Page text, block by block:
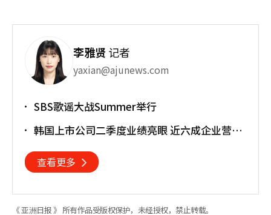
李雅贤记者
yaxian@ajunews.com
SBS歌谣大战Summer举行
韩国上市公司二季度业绩亮眼 近六成企业营业
查看更多
《 亚洲日报 》 所有作品受版权保护，未经授权，禁止转载。